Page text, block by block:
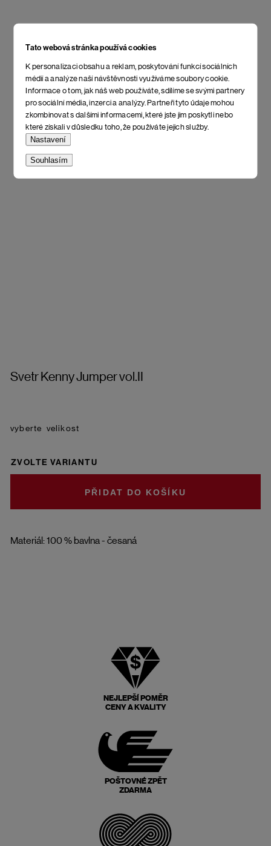
Tato webová stránka používá cookies
K personalizaci obsahu a reklam, poskytování funkcí sociálních
médií a analýze naší návštěvnosti využíváme soubory cookie.
Informace o tom, jak náš web používáte, sdílíme se svými partnery
pro sociální média, inzerci a analýzy. Partneři tyto údaje mohou
zkombinovat s dalšími informacemi, které jste jim poskytli nebo
které získali v důsledku toho, že používáte jejich služby.
Nastavení
Souhlasím
Svetr Kenny Jumper vol.II
Materiál: 100 % bavlna - česaná
velikost
ZVOLTE VARIANTU
DO KOŠÍKU
NEJLEPŠÍ POMĚR
CENY A KVALITY
POŠTOVNÉ ZPĚT
ZDARMA